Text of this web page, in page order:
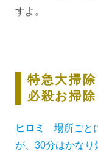
すよ。
特急大掃
必殺お掃
ヒロミ
場所ごと
が、30分はかなり